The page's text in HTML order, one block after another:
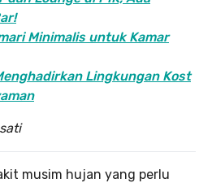
Minimalis untuk Kamar
Lingkungan Kost
musim hujan yang perlu